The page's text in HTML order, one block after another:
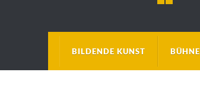
BILDENDE KUNST BÜHNE